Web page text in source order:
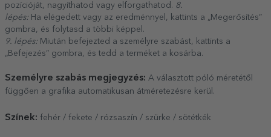
pozícióját, nagyíthatod vagy elforgathatod. 8.
lépés: Ha elégedett vagy az eredménnyel, kattints a „Megerősítés”
gombra, és folytasd a többi képpel.
9. lépés: Miután befejezted a személyre szabást, kattints a
„Befejezés” gombra, és tedd a terméket a kosárba.
Személyre szabás megjegyzés: A választott póló méretétől
függően a grafika automatikusan átméretezésre kerül.
Színek: fehér / fekete / rózsaszín / szürke / sötétkék